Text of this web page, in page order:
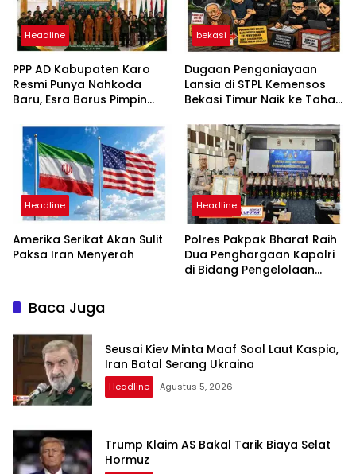
Headline
PPP AD Kabupaten Karo
Resmi Punya Nahkoda
Baru, Esra Barus Pimpin
bekasi
Dugaan Penganiayaan
Lansia di STPL Kemensos
Bekasi Timur Naik ke Tahap
Minta Proses Transparan
dan Bebas Intervensi
Headline
Amerika Serikat Akan Sulit
Paksa Iran Menyerah
Headline
Polres Pakpak Bharat Raih
Dua Penghargaan Kapolri
di Bidang Pengelolaan
Baca Juga
Seusai Kiev Minta Maaf Soal Laut Kaspia,
Iran Batal Serang Ukraina
Headline Agustus 5, 2026
Trump Klaim AS Bakal Tarik Biaya Selat
Hormuz